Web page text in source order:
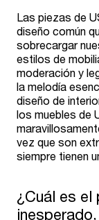
Las piezas de
diseño común
sobrecargar
estilos de
moderación y
la melodía
diseño de
los muebles de
vez que son
siempre tienen
¿Cuál es el